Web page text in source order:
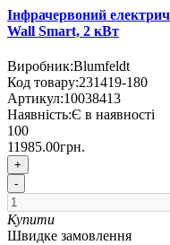
Інфрачервоний
Wall Smart, 2 кВт
Виробник:Blumfeldt
Код товару:231419-180
Артикул:10038413
Наявність:Є в наявності
100
11985.00грн.
+
-
Купити
Швидке замовлення